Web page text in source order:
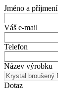
Jméno a příjmení
Váš e-mail
Telefon
Název výrobku
Dotaz